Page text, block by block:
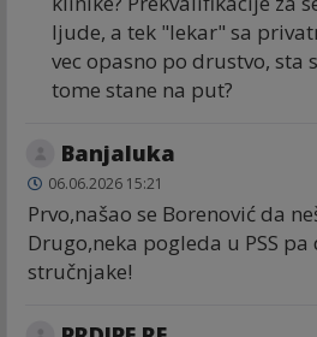
ljude, a tek "lekar" sa
vec opasno po drustvo, sta
tome stane na put?
Banjaluka
06.06.2026 15:21
Prvo,našao se Borenović da
Drugo,neka pogleda u PSS
stručnjake!